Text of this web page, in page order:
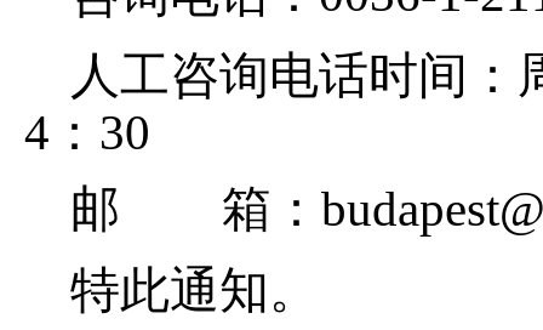
人工咨询电话时间：
4：30
邮 箱：
特此通知。